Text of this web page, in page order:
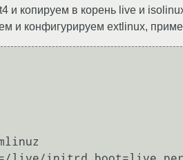
и копируем в корень live и
и конфигурируем extlinux,